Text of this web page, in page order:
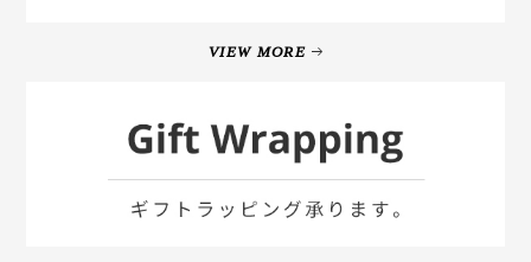
VIEW MORE